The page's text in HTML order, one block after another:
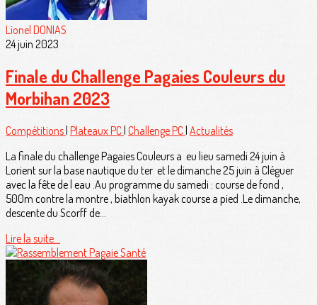
Lionel DONIAS
24 juin 2023
Finale du Challenge Pagaies Couleurs du
Morbihan 2023
Compétitions| Plateaux PC| Challenge PC| Actualités
La finale du challenge Pagaies Couleurs a eu lieu samedi 24 juin à
Lorient sur la base nautique du ter et le dimanche 25 juin à Cléguer
avec la fête de l eau .Au programme du samedi : course de fond ,
500m contre la montre , biathlon kayak course a pied .Le dimanche,
descente du Scorff de...
Lire la suite...